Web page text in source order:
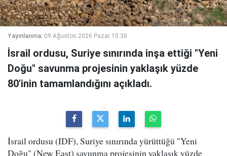
Yayınlanma: 09 Ağustos 2026 Pazar 15:38
İsrail ordusu, Suriye sınırında inşa ettiği "Yeni
Doğu" savunma projesinin yaklaşık yüzde
80'inin tamamlandığını açıkladı.
İsrail ordusu (IDF), Suriye sınırında yürüttüğü "Yeni
Doğu" (New East) savunma projesinin yaklaşık yüzde